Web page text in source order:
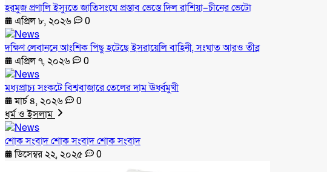
হরমুজ প্রণালি ইস্যুতে জাতিসংঘে প্রস্তাব ভেস্তে দিল রাশিয়া–চীনের ভেটো
এপ্রিল ৮, ২০২৬
0
দক্ষিণ লেবাননে আংশিক পিছু হটেছে ইসরায়েলি বাহিনী, সংঘাত আরও তীব্র
এপ্রিল ৭, ২০২৬
0
মধ্যপ্রাচ্য সংকটে বিশ্ববাজারে তেলের দাম ঊর্ধ্বমুখী
মার্চ ৪, ২০২৬
0
ধর্ম ও ইসলাম
শোক সংবাদ শোক সংবাদ শোক সংবাদ
ডিসেম্বর ২২, ২০২৫
0